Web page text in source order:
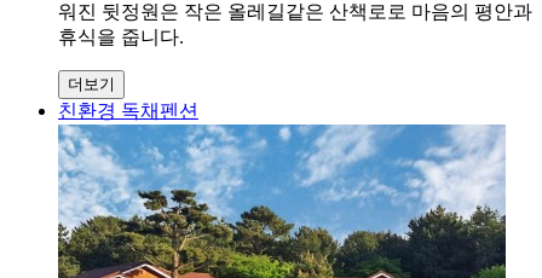
워진 뒷정원은 작은 올레길같은 산책로로 마음의 평안과
휴식을 줍니다.
더보기
친환경 독채펜션